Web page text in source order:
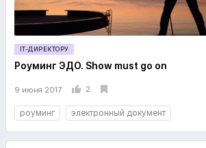
IT-ДИРЕКТОРУ
Роуминг ЭДО. Show must go on
9 июня 2017 2
роуминг электронный документ